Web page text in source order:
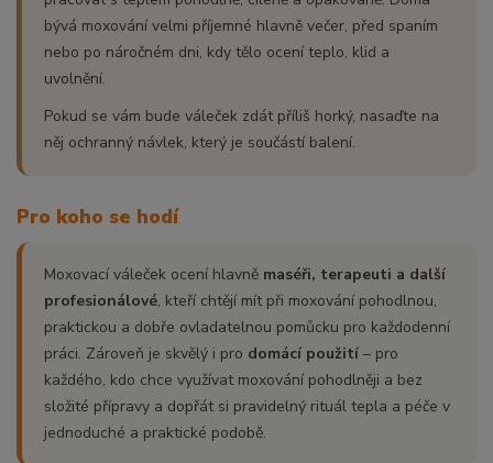
bývá moxování velmi příjemné hlavně večer, před spaním
nebo po náročném dni, kdy tělo ocení teplo, klid a
uvolnění.
Pokud se vám bude váleček zdát příliš horký, nasaďte na
něj ochranný návlek, který je součástí balení.
Pro koho se hodí
Moxovací váleček ocení hlavně maséři, terapeuti a další
profesionálové, kteří chtějí mít při moxování pohodlnou,
praktickou a dobře ovladatelnou pomůcku pro každodenní
práci. Zároveň je skvělý i pro domácí použití – pro
každého, kdo chce využívat moxování pohodlněji a bez
složité přípravy a dopřát si pravidelný rituál tepla a péče v
jednoduché a praktické podobě.